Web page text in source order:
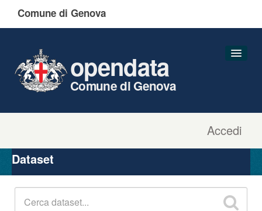
Comune di Genova
Accedi
opendata
Comune di Genova
Organizzazioni
Gruppi
Dataset